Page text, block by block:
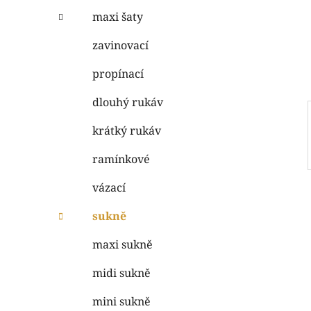
n
e
maxi šaty
zavinovací
propínací
dlouhý rukáv
krátký rukáv
ramínkové
vázací
sukně
maxi sukně
midi sukně
mini sukně